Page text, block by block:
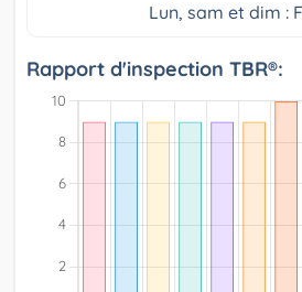
Lun, sam et dim :
Rapport d'inspection TBR®: